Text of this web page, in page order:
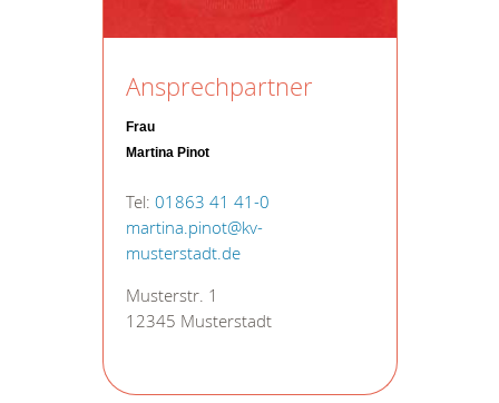
Ansprechpartner
Frau
Martina Pinot
Tel: 01863 41 41-0
martina.pinot@kv-
musterstadt.de
Musterstr. 1
12345 Musterstadt